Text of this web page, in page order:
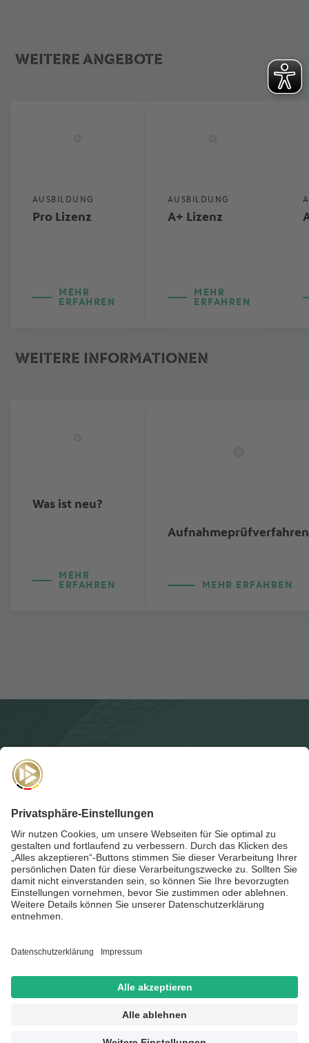
WEITERE ANGEBOTE
AUSBILDUNG
Pro Lizenz
MEHR
ERFAHREN
AUSBILDUNG
A+ Lizenz
MEHR
ERFAHREN
WEITERE INFORMATIONEN
Was ist neu?
MEHR
ERFAHREN
Aufnahmeprüfverfahren
MEHR ERFAHREN
Für dieAkademie-Postanmelden und auf dem Laufenden
bleiben!